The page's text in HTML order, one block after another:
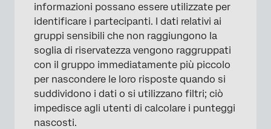
informazioni possano essere utilizzate per
identificare i partecipanti. I dati relativi ai
gruppi sensibili che non raggiungono la
soglia di riservatezza vengono raggruppati
con il gruppo immediatamente più piccolo
per nascondere le loro risposte quando si
suddividono i dati o si utilizzano filtri; ciò
impedisce agli utenti di calcolare i punteggi
nascosti.